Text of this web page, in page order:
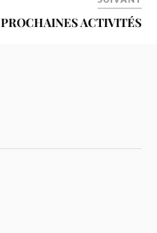
PROCHAINES ACTIVITÉS